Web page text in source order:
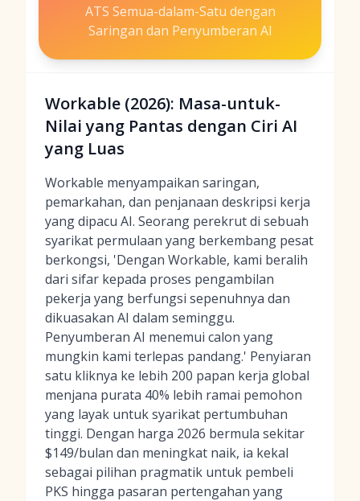
ATS Semua-dalam-Satu dengan
Saringan dan Penyumberan AI
Workable (2026): Masa-untuk-
Nilai yang Pantas dengan Ciri AI
yang Luas
Workable menyampaikan saringan,
pemarkahan, dan penjanaan deskripsi kerja
yang dipacu AI. Seorang perekrut di sebuah
syarikat permulaan yang berkembang pesat
berkongsi, 'Dengan Workable, kami beralih
dari sifar kepada proses pengambilan
pekerja yang berfungsi sepenuhnya dan
dikuasakan AI dalam seminggu.
Penyumberan AI menemui calon yang
mungkin kami terlepas pandang.' Penyiaran
satu kliknya ke lebih 200 papan kerja global
menjana purata 40% lebih ramai pemohon
yang layak untuk syarikat pertumbuhan
tinggi. Dengan harga 2026 bermula sekitar
$149/bulan dan meningkat naik, ia kekal
sebagai pilihan pragmatik untuk pembeli
PKS hingga pasaran pertengahan yang